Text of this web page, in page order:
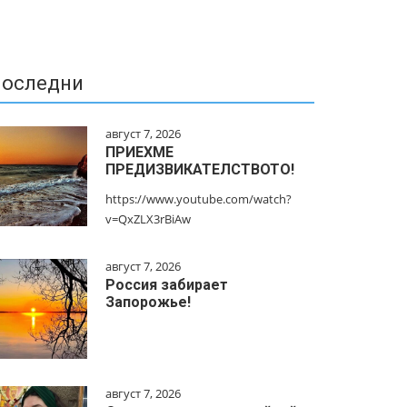
август 7, 2026
ПРИЕХМЕ
ПРЕДИЗВИКАТЕЛСТВОТО!
https://www.youtube.com/watch?
v=QxZLX3rBiAw
август 7, 2026
Россия забирает
Запорожье!
август 7, 2026